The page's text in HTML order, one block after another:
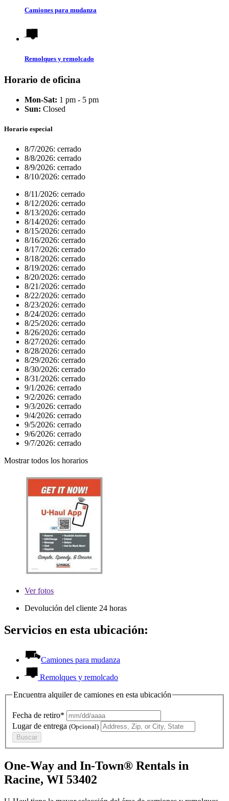
Camiones para mudanza
Remolques y remolcado
Horario de oficina
Mon-Sat: 1 pm - 5 pm
Sun: Closed
Horario especial
8/7/2026: cerrado
8/8/2026: cerrado
8/9/2026: cerrado
8/10/2026: cerrado
8/11/2026: cerrado
8/12/2026: cerrado
8/13/2026: cerrado
8/14/2026: cerrado
8/15/2026: cerrado
8/16/2026: cerrado
8/17/2026: cerrado
8/18/2026: cerrado
8/19/2026: cerrado
8/20/2026: cerrado
8/21/2026: cerrado
8/22/2026: cerrado
8/23/2026: cerrado
8/24/2026: cerrado
8/25/2026: cerrado
8/26/2026: cerrado
8/27/2026: cerrado
8/28/2026: cerrado
8/29/2026: cerrado
8/30/2026: cerrado
8/31/2026: cerrado
9/1/2026: cerrado
9/2/2026: cerrado
9/3/2026: cerrado
9/4/2026: cerrado
9/5/2026: cerrado
9/6/2026: cerrado
9/7/2026: cerrado
Mostrar todos los horarios
Verfotos
Devolución del cliente 24 horas
Servicios en esta ubicación:
Camiones para mudanza
Remolques y remolcado
Encuentra alquiler de camiones en esta ubicación
Fecha de retiro*
Lugar de entrega (Opcional)
Buscar
One-Way and In-Town® Rentals in
Racine, WI 53402